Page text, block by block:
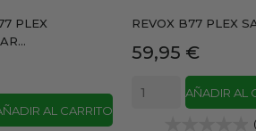
PLEX
AL CARRITO
REVOX B77 PLEX
Precio
59,95 €
AÑADIR AL